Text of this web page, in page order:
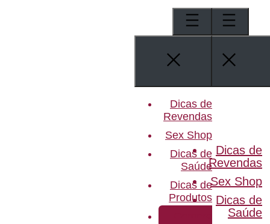
Dicas de
Revendas
Sex Shop
Dicas de
Saúde
Dicas de
Revendas
Sex Shop
Dicas de
Saúde
Dicas de
Produtos